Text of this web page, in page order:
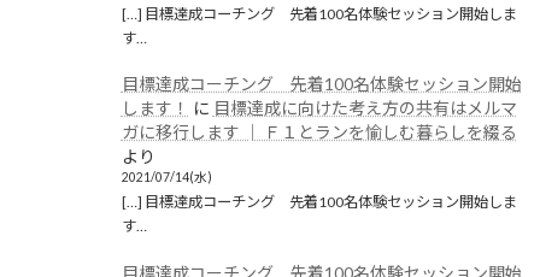
[…] 目標達成コーチング 先着100名体験セッション開始しま
す…
目標達成コーチング 先着100名体験セッション開始
します！
に 目標達成に向けた考え方の共有はメルマ
ガに移行します │ Ｆ１とランを愉しむ暮らしを綴る
より
2021/07/14(水)
[…] 目標達成コーチング 先着100名体験セッション開始しま
す…
目標達成コーチング 先着100名体験セッション開始